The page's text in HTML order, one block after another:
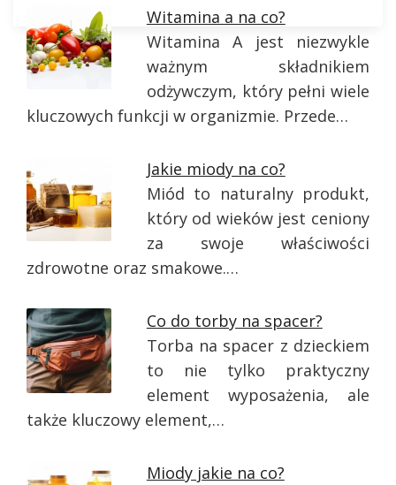
Witamina a na co?
Witamina A jest niezwykle
ważnym składnikiem
odżywczym, który pełni wiele
kluczowych funkcji w organizmie. Przede…
Jakie miody na co?
Miód to naturalny produkt,
który od wieków jest ceniony
za swoje właściwości
zdrowotne oraz smakowe.…
Co do torby na spacer?
Torba na spacer z dzieckiem
to nie tylko praktyczny
element wyposażenia, ale
także kluczowy element,…
Miody jakie na co?